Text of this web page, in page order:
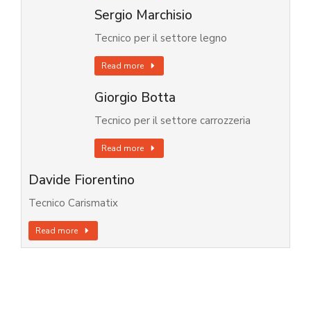
Sergio Marchisio
Tecnico per il settore legno
Read more
Giorgio Botta
Tecnico per il settore carrozzeria
Read more
Davide Fiorentino
Tecnico Carismatix
Read more